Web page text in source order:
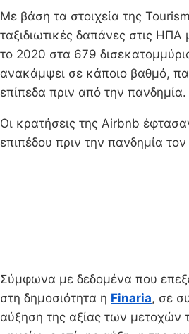
Με βάση τα στοιχεία της
ταξιδιωτικές δαπάνες στις
το 2020 στα 679
ανακάμψει σε κάποιο βαθμό,
επίπεδα πριν από την πανδημία.
Οι κρατήσεις της Airbnb
επιπέδου πριν την πανδημία
Σύμφωνα με δεδομένα που
στη δημοσιότητα η Finaria, σε
αύξηση της αξίας των μετοχών